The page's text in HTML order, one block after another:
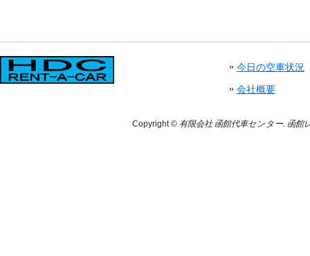
今日の空車状況
会社概要
Copyright © 有限会社 函館代車センター. 函館